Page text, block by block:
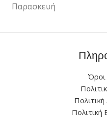
Παρασκευή
Όροι